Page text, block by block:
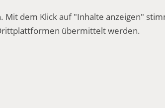
dem Klick auf "Inhalte anzeigen"
übermittelt werden.